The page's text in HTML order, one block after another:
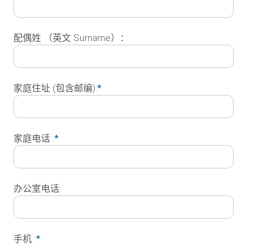
配偶姓 （英文 Surname）：
家庭住址 (包含邮编):*
家庭电话 :*
办公室电话:
手机 :*